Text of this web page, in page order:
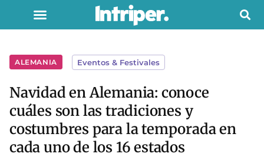
ALEMANIA Eventos & Festivales
Navidad en Alemania: conoce
cuáles son las tradiciones y
costumbres para la temporada en
cada uno de los 16 estados